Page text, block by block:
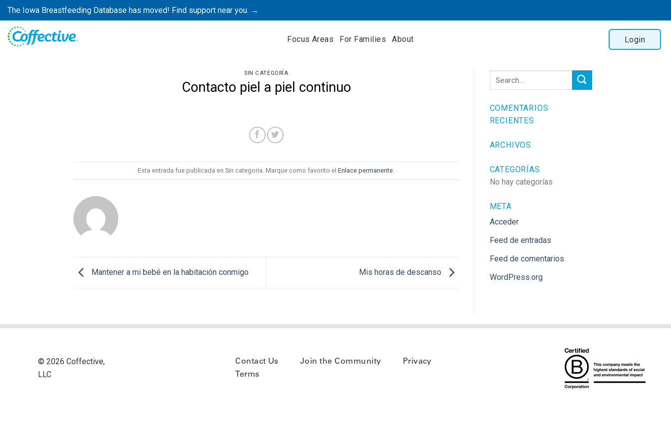
Skip
to
content
The Iowa Breastfeeding Database has moved! Find support near you. →
Focus Areas For Families About Login
SIN CATEGORÍA
Contacto piel a piel continuo
Esta entrada fue publicada en Sin categoría. Marque como favorito elEnlace permanente
Mantener a mi bebé en la habitación conmigo Mis horas de descanso
COMENTARIOS
RECIENTES
ARCHIVOS
CATEGORÍAS
No hay categorías
META
Acceder
Feed de entradas
Feed de comentarios
WordPress.org
© 2026 Coffective,
LLC
Contact Us Join the Community
Privacy
Terms